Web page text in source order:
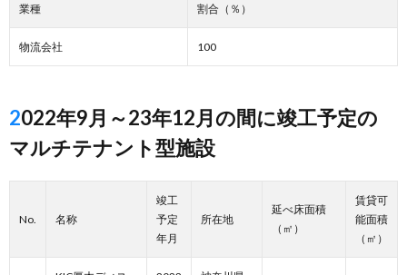
業種 割合（％）
物流会社 100
2022年9月～23年12月の間に竣工予定の
マルチテナント型施設
No. 名称
竣工
予定
年月
所在地
延べ床面積
（㎡）
賃貸可
能面積
（㎡）